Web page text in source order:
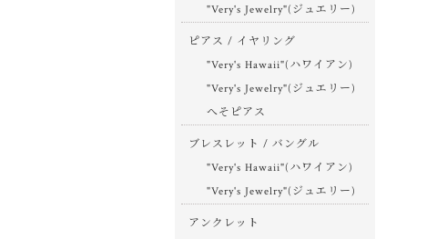
"Very's Jewelry"(ジュエリー)
ピアス / イヤリング
"Very's Hawaii"(ハワイアン)
"Very's Jewelry"(ジュエリー)
へそピアス
ブレスレット / バングル
"Very's Hawaii"(ハワイアン)
"Very's Jewelry"(ジュエリー)
アンクレット